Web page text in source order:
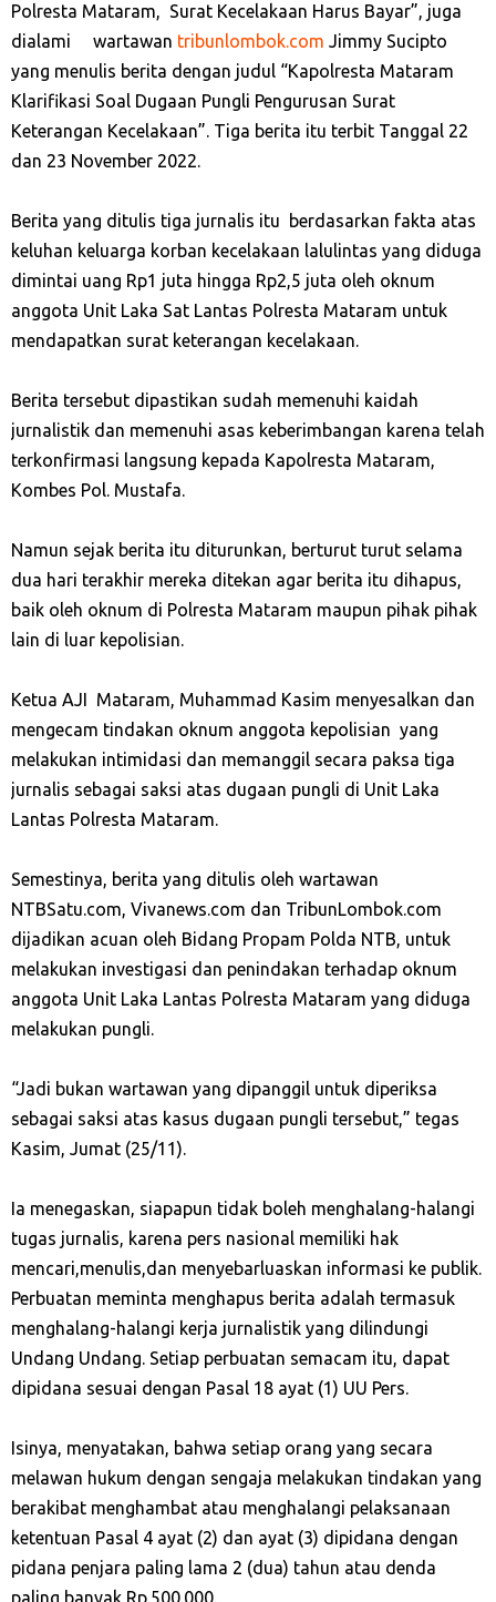
Polresta Mataram, Surat Kecelakaan Harus Bayar”, juga
dialami wartawan tribunlombok.com Jimmy Sucipto
yang menulis berita dengan judul “Kapolresta Mataram
Klarifikasi Soal Dugaan Pungli Pengurusan Surat
Keterangan Kecelakaan”. Tiga berita itu terbit Tanggal 22
dan 23 November 2022.
Berita yang ditulis tiga jurnalis itu berdasarkan fakta atas
keluhan keluarga korban kecelakaan lalulintas yang diduga
dimintai uang Rp1 juta hingga Rp2,5 juta oleh oknum
anggota Unit Laka Sat Lantas Polresta Mataram untuk
mendapatkan surat keterangan kecelakaan.
Berita tersebut dipastikan sudah memenuhi kaidah
jurnalistik dan memenuhi asas keberimbangan karena telah
terkonfirmasi langsung kepada Kapolresta Mataram,
Kombes Pol. Mustafa.
Namun sejak berita itu diturunkan, berturut turut selama
dua hari terakhir mereka ditekan agar berita itu dihapus,
baik oleh oknum di Polresta Mataram maupun pihak pihak
lain di luar kepolisian.
Ketua AJI Mataram, Muhammad Kasim menyesalkan dan
mengecam tindakan oknum anggota kepolisian yang
melakukan intimidasi dan memanggil secara paksa tiga
jurnalis sebagai saksi atas dugaan pungli di Unit Laka
Lantas Polresta Mataram.
Semestinya, berita yang ditulis oleh wartawan
NTBSatu.com, Vivanews.com dan TribunLombok.com
dijadikan acuan oleh Bidang Propam Polda NTB, untuk
melakukan investigasi dan penindakan terhadap oknum
anggota Unit Laka Lantas Polresta Mataram yang diduga
melakukan pungli.
“Jadi bukan wartawan yang dipanggil untuk diperiksa
sebagai saksi atas kasus dugaan pungli tersebut,” tegas
Kasim, Jumat (25/11).
Ia menegaskan, siapapun tidak boleh menghalang-halangi
tugas jurnalis, karena pers nasional memiliki hak
mencari,menulis,dan menyebarluaskan informasi ke publik.
Perbuatan meminta menghapus berita adalah termasuk
menghalang-halangi kerja jurnalistik yang dilindungi
Undang Undang. Setiap perbuatan semacam itu, dapat
dipidana sesuai dengan Pasal 18 ayat (1) UU Pers.
Isinya, menyatakan, bahwa setiap orang yang secara
melawan hukum dengan sengaja melakukan tindakan yang
berakibat menghambat atau menghalangi pelaksanaan
ketentuan Pasal 4 ayat (2) dan ayat (3) dipidana dengan
pidana penjara paling lama 2 (dua) tahun atau denda
paling banyak Rp.500.000.